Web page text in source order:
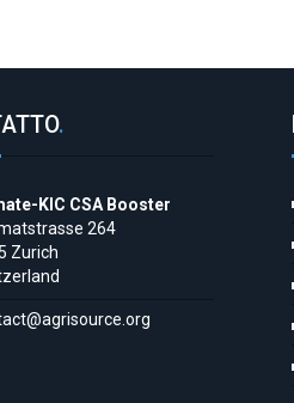
.
KIC CSA Booster
264
Zurich